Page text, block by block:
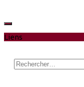
Liens
Rechercher :